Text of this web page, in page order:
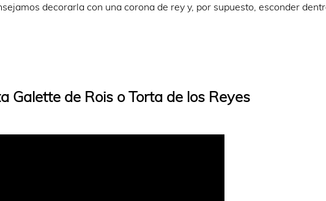
decorarla con una corona de rey y, por supuesto, esconder
Galette de Rois o Torta de los Reyes